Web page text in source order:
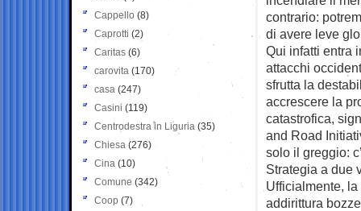
contrario:
di avere leve
Qui infatti entra
attacchi
sfrutta la
accrescere la
catastrofica,
and Road
solo il greggio:
Strategia a due
Ufficialmente, la
addirittura
Cappello (8)
Caprotti (2)
Caritas (6)
carovita (170)
casa (247)
Casini (119)
Centrodestra in Liguria (35)
Chiesa (276)
Cina (10)
Comune (342)
Coop (7)